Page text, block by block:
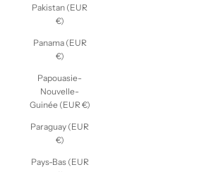
Pakistan (EUR
€)
Panama (EUR
€)
Papouasie-
Nouvelle-
Guinée (EUR €)
Paraguay (EUR
€)
Pays-Bas (EUR